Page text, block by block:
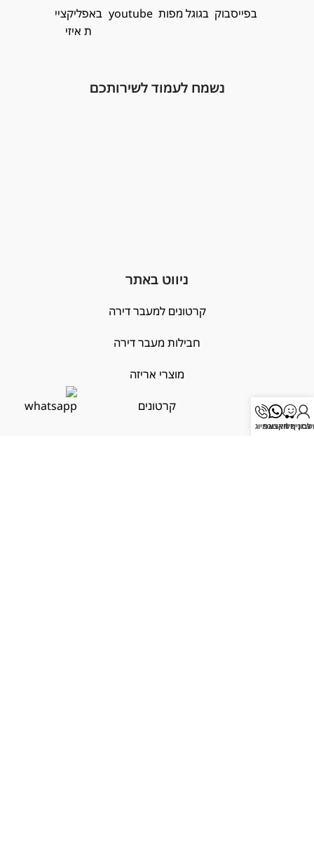
נשמח לעמוד לשירותכם
ניווט באתר
קרטונים למעבר דירה
חבילות מעבר דירה
מוצרי אריזה
קרטונים
שלי
לסניף הקרוב
וואצאפחיוג